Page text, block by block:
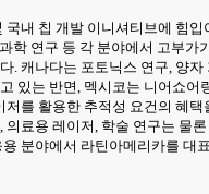
국내 칩 개발 이니셔티브에 힘입
학 연구 등 각 분야에서 고부가
. 캐나다는 포토닉스 연구, 양자
있는 반면, 멕시코는 니어쇼어
저를 활용한 추적성 요건의 혜택
의료용 레이저, 학술 연구는 물
분야에서 라틴아메리카를 대